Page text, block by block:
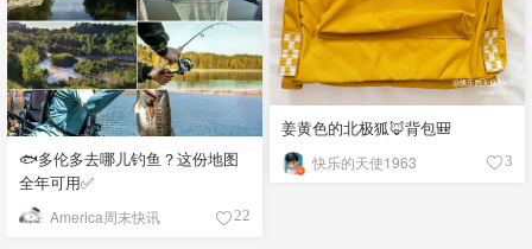
姜黄色的北极狐🦊背包🎒
快乐的天使1963 3
🐟多伦多去哪儿钓鱼？这份地图
全年可用✅
America周末快讯 22